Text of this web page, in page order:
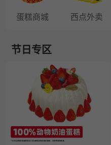
蛋糕商城 西点外卖
节日专区